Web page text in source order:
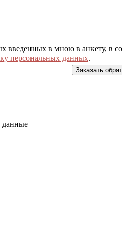
введенных в мною в анкету,
персональных данных.
данные